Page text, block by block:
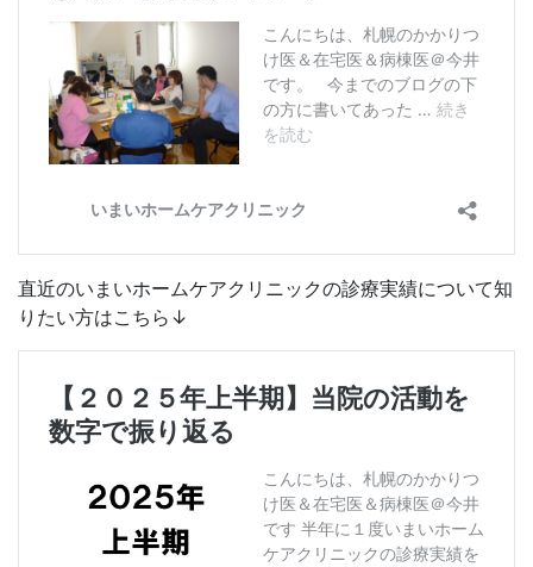
直近のいまいホームケアクリニックの診療実績について知
りたい方はこちら↓